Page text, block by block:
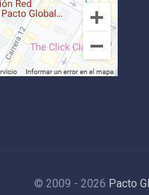
© 2009 - 2026 Pacto